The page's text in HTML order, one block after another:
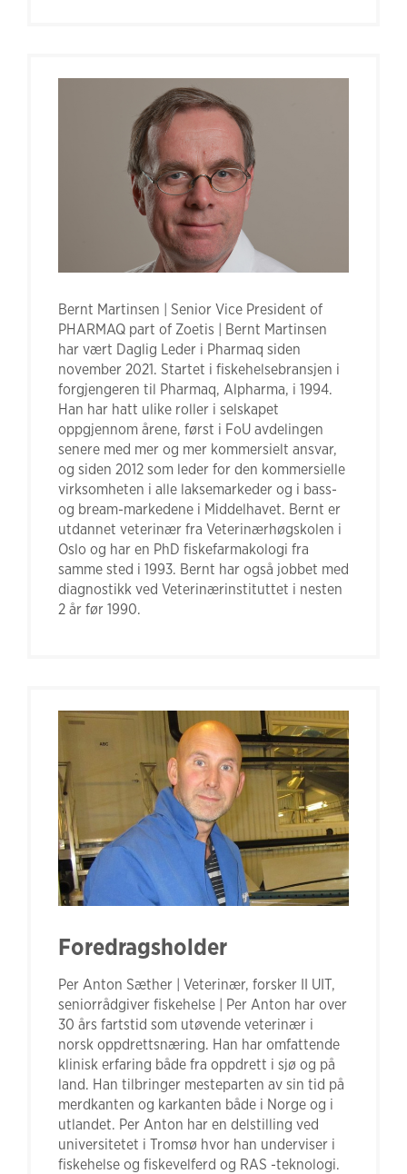
Bernt Martinsen | Senior Vice President of
PHARMAQ part of Zoetis | Bernt Martinsen
har vært Daglig Leder i Pharmaq siden
november 2021. Startet i fiskehelsebransjen i
forgjengeren til Pharmaq, Alpharma, i 1994.
Han har hatt ulike roller i selskapet
oppgjennom årene, først i FoU avdelingen
senere med mer og mer kommersielt ansvar,
og siden 2012 som leder for den kommersielle
virksomheten i alle laksemarkeder og i bass-
og bream-markedene i Middelhavet. Bernt er
utdannet veterinær fra Veterinærhøgskolen i
Oslo og har en PhD fiskefarmakologi fra
samme sted i 1993. Bernt har også jobbet med
diagnostikk ved Veterinærinstituttet i nesten
2 år før 1990.
Foredragsholder
Per Anton Sæther | Veterinær, forsker II UIT,
seniorrådgiver fiskehelse | Per Anton har over
30 års fartstid som utøvende veterinær i
norsk oppdrettsnæring. Han har omfattende
klinisk erfaring både fra oppdrett i sjø og på
land. Han tilbringer mesteparten av sin tid på
merdkanten og karkanten både i Norge og i
utlandet. Per Anton har en delstilling ved
universitetet i Tromsø hvor han underviser i
fiskehelse og fiskevelferd og RAS -teknologi.